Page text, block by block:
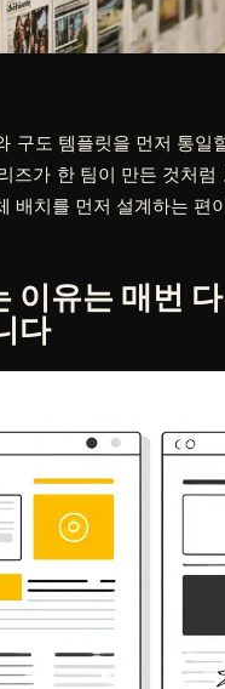
구도 템플릿을 먼저 통일
가 한 팀이 만든 것처
배치를 먼저 설계하는 편
유는 매번
다